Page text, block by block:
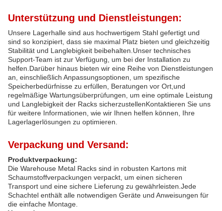
Unterstützung und Dienstleistungen:
Unsere Lagerhalle sind aus hochwertigem Stahl gefertigt und
sind so konzipiert, dass sie maximal Platz bieten und gleichzeitig
Stabilität und Langlebigkeit beibehalten.Unser technisches
Support-Team ist zur Verfügung, um bei der Installation zu
helfen.Darüber hinaus bieten wir eine Reihe von Dienstleistungen
an, einschließlich Anpassungsoptionen, um spezifische
Speicherbedürfnisse zu erfüllen, Beratungen vor Ort,und
regelmäßige Wartungsüberprüfungen, um eine optimale Leistung
und Langlebigkeit der Racks sicherzustellenKontaktieren Sie uns
für weitere Informationen, wie wir Ihnen helfen können, Ihre
Lagerlagerlösungen zu optimieren.
Verpackung und Versand:
Produktverpackung:
Die Warehouse Metal Racks sind in robusten Kartons mit
Schaumstoffverpackungen verpackt, um einen sicheren
Transport und eine sichere Lieferung zu gewährleisten.Jede
Schachtel enthält alle notwendigen Geräte und Anweisungen für
die einfache Montage.